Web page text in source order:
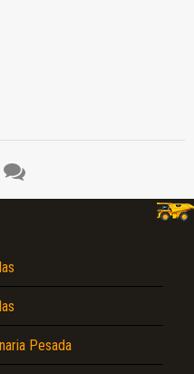
Pesada